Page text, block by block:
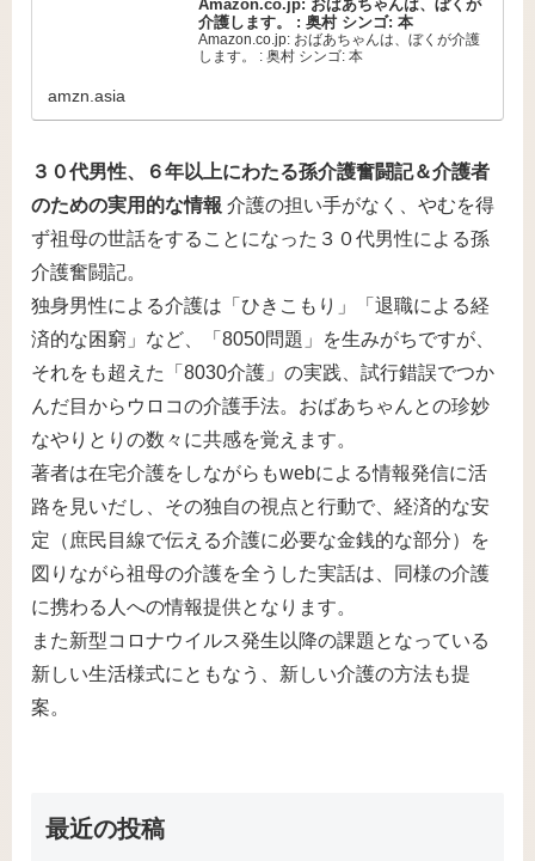
Amazon.co.jp: おばあちゃんは、ぼくが
介護します。 : 奥村 シンゴ: 本
Amazon.co.jp: おばあちゃんは、ぼくが介護
します。 : 奥村 シンゴ: 本
amzn.asia
３０代男性、６年以上にわたる孫介護奮闘記＆介護者
のための実用的な情報 介護の担い手がなく、やむを得
ず祖母の世話をすることになった３０代男性による孫
介護奮闘記。
独身男性による介護は「ひきこもり」「退職による経
済的な困窮」など、「8050問題」を生みがちですが、
それをも超えた「8030介護」の実践、試行錯誤でつか
んだ目からウロコの介護手法。おばあちゃんとの珍妙
なやりとりの数々に共感を覚えます。
著者は在宅介護をしながらもwebによる情報発信に活
路を見いだし、その独自の視点と行動で、経済的な安
定（庶民目線で伝える介護に必要な金銭的な部分）を
図りながら祖母の介護を全うした実話は、同様の介護
に携わる人への情報提供となります。
また新型コロナウイルス発生以降の課題となっている
新しい生活様式にともなう、新しい介護の方法も提
案。
最近の投稿